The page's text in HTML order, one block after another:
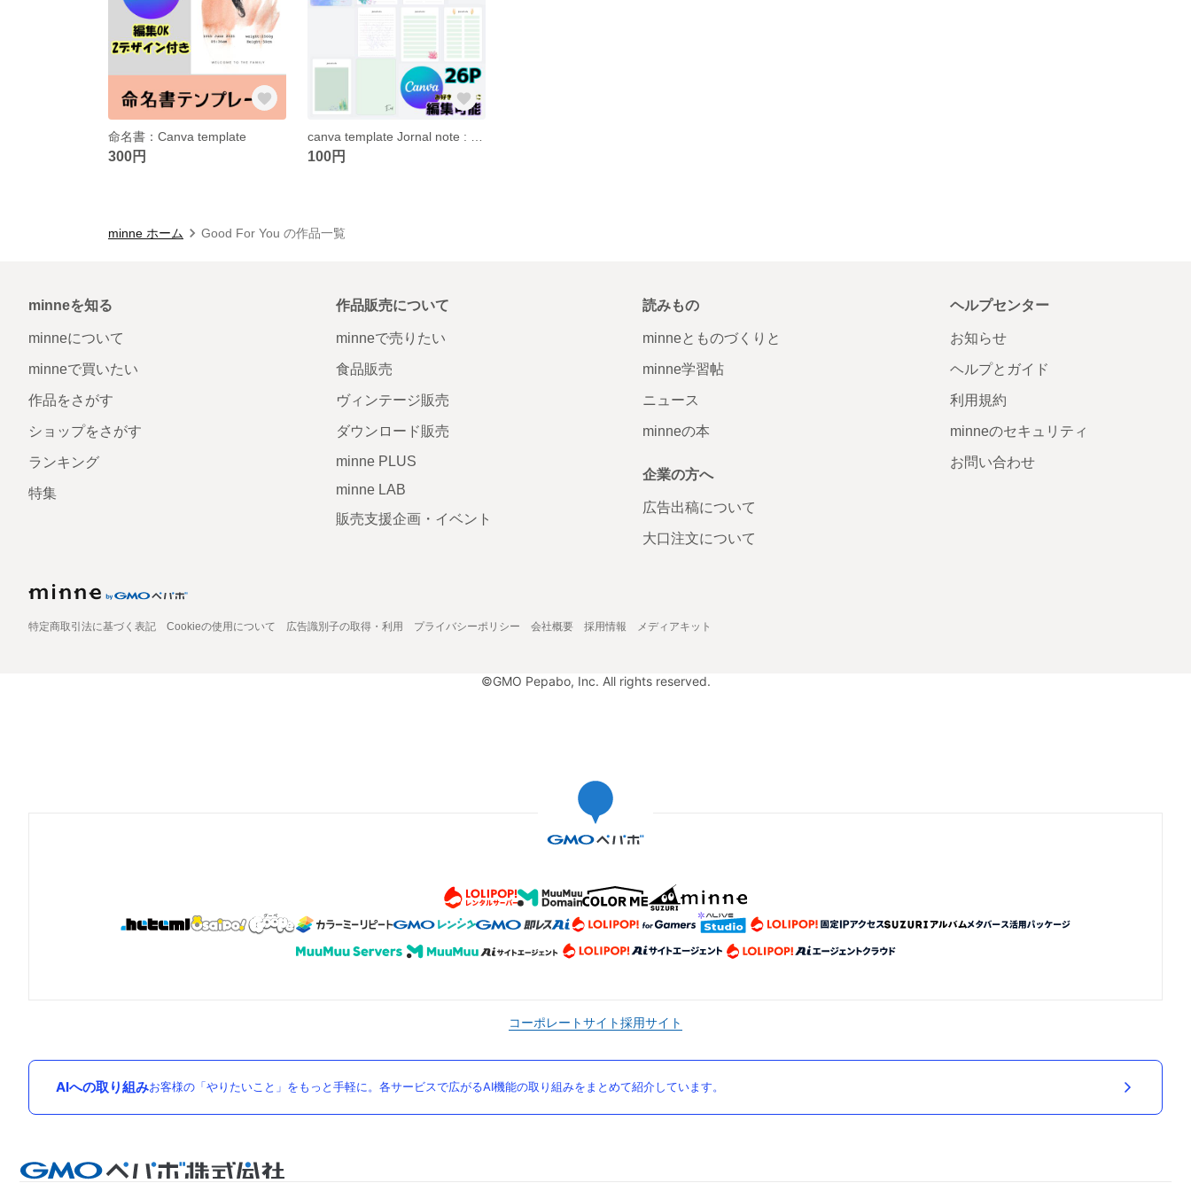
命名書：Canva template
300円 100円
minne ホーム Good For You の作品一覧
minneを知る
minneについて
minneで買いたい
作品をさがす
ショップをさがす
ランキング
特集
作品販売について
minneで売りたい
食品販売
ヴィンテージ販売
ダウンロード販売
minne PLUS
minne LAB
販売支援企画・イベント
読みもの
minneとものづくりと
minne学習帖
ニュース
minneの本
企業の方へ
広告出稿について
大口注文について
ヘルプセンター
お知らせ
ヘルプとガイド
利用規約
minneのセキュリティ
お問い合わせ
特定商取引法に基づく表記 Cookieの使用について 広告識別子の取得・利用 プライバシーポリシー 会社概要 採用情報 メディアキット
©GMO Pepabo, Inc. All rights reserved.
コーポレートサイト採用サイト
AIへの取り組みお客様の「やりたいこと」をもっと手軽に。各サービスで広がるAI機能の取り組みをまとめて紹介しています。